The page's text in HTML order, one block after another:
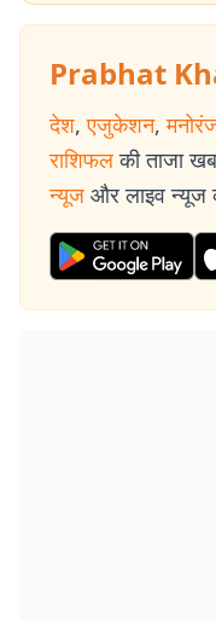
Prabhat
देश, एजुकेशन,
राशिफल की ताजा
न्यूज और लाइव न्यूज